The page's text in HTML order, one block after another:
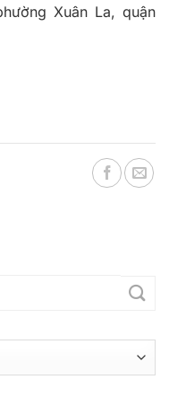
Xuân La, quận